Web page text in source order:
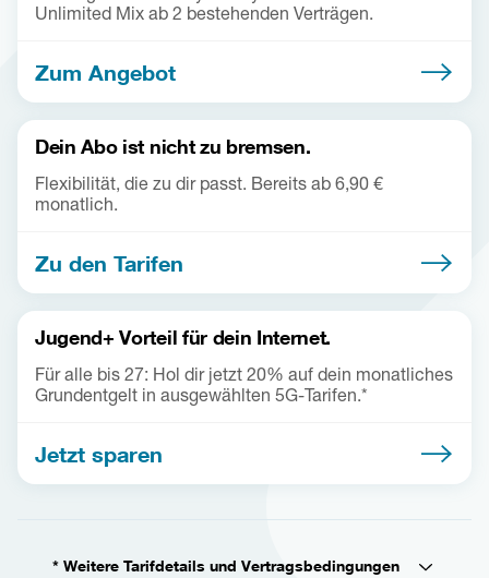
Unlimited Mix ab 2 bestehenden Verträgen.
Zum Angebot
Dein Abo ist nicht zu bremsen.
Flexibilität, die zu dir passt. Bereits ab 6,90 €
monatlich.
Zu den Tarifen
Jugend+ Vorteil für dein Internet.
Für alle bis 27: Hol dir jetzt 20% auf dein monatliches
Grundentgelt in ausgewählten 5G-Tarifen.*
Jetzt sparen
* Weitere Tarifdetails und Vertragsbedingungen